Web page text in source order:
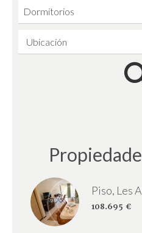
Dormitorios
Ubicación
Piso, Les
108.695 €